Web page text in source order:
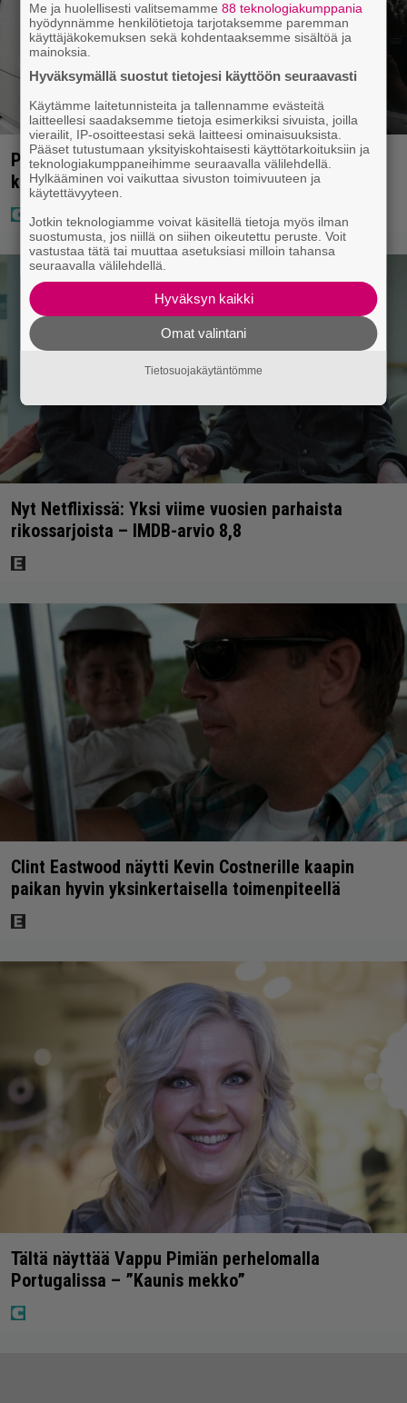
Poliisilla tehovalvonta – tästä kysymys ja näin
kauan kestää
Nyt Netflixissä: Yksi viime vuosien parhaista
rikossarjoista – IMDB-arvio 8,8
Clint Eastwood näytti Kevin Costnerille kaapin
paikan hyvin yksinkertaisella toimenpiteellä
Tältä näyttää Vappu Pimiän perhelomalla
Portugalissa – ”Kaunis mekko”
Me ja huolellisesti valitsemamme88 teknologiakumppania
hyödynnämme henkilötietoja tarjotaksemme paremman
käyttäjäkokemuksen sekä kohdentaaksemme sisältöä ja
mainoksia.
Hyväksymällä suostut tietojesi käyttöön seuraavasti
Käytämme laitetunnisteita ja tallennamme evästeitä
laitteellesi saadaksemme tietoja esimerkiksi sivuista, joilla
vierailit, IP-osoitteestasi sekä laitteesi ominaisuuksista.
Pääset tutustumaan yksityiskohtaisesti käyttötarkoituksiin ja
teknologiakumppaneihimme seuraavalla välilehdellä.
Hylkääminen voi vaikuttaa sivuston toimivuuteen ja
käytettävyyteen.
Jotkin teknologiamme voivat käsitellä tietoja myös ilman
suostumusta, jos niillä on siihen oikeutettu peruste. Voit
vastustaa tätä tai muuttaa asetuksiasi milloin tahansa
seuraavalla välilehdellä.
Hyväksyn kaikki
Omat valintani
Tietosuojakäytäntömme